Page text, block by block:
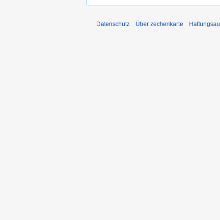
Datenschutz Über zechenkarte